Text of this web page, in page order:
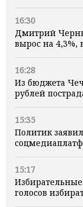
16:30
Дмитрий
вырос на 4,3%,
16:28
Из бюджета
рублей
15:35
Политик
15:17
голосов